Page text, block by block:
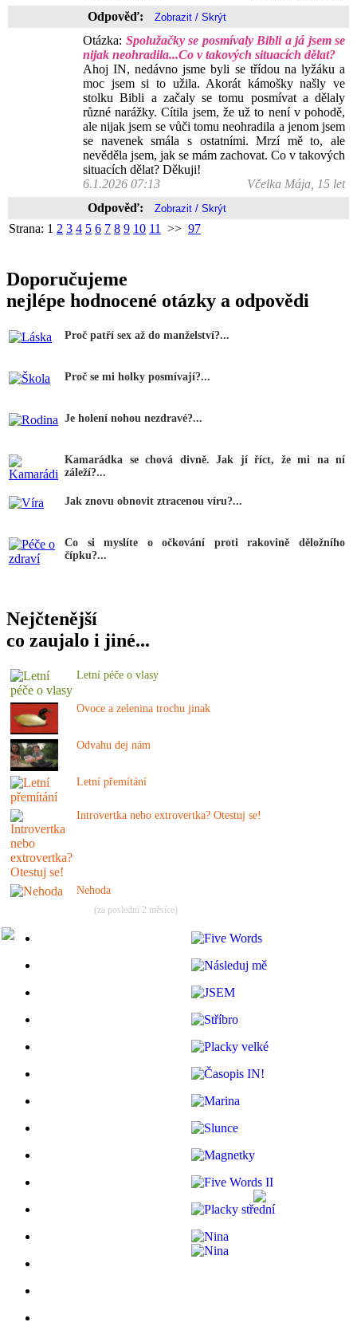
Odpověď:
Otázka: Spolužačky se posmívaly Bibli a já jsem se
nijak neohradila...Co v takových situacích dělat?
Ahoj IN, nedávno jsme byli se třídou na lyžáku a
moc jsem si to užila. Akorát kámošky našly ve
stolku Bibli a začaly se tomu posmívat a dělaly
různé narážky. Cítila jsem, že už to není v pohodě,
ale nijak jsem se vůči tomu neohradila a jenom jsem
se navenek smála s ostatními. Mrzí mě to, ale
nevěděla jsem, jak se mám zachovat. Co v takových
situacích dělat? Děkuji!
6.1.2026 07:13
Včelka Mája, 15 let
Odpověď:
Strana: 1 2 3 4 5 6 7 8 9 10 11 >> 97
Doporučujeme
nejlépe hodnocené otázky a odpovědi
Proč patří sex až do manželství?...
Proč se mi holky posmívají?...
Je holení nohou nezdravé?...
Kamarádka se chová divně. Jak jí říct, že mi na ní
záleží?...
Jak znovu obnovit ztracenou víru?...
Co si myslíte o očkování proti rakovině děložního
čípku?...
Nejčtenější
co zaujalo i jiné...
Letní péče o vlasy
Ovoce a zelenina trochu jinak
Odvahu dej nám
Letní přemítání
Introvertka nebo extrovertka? Otestuj se!
Nehoda
(za poslední 2 měsíce)